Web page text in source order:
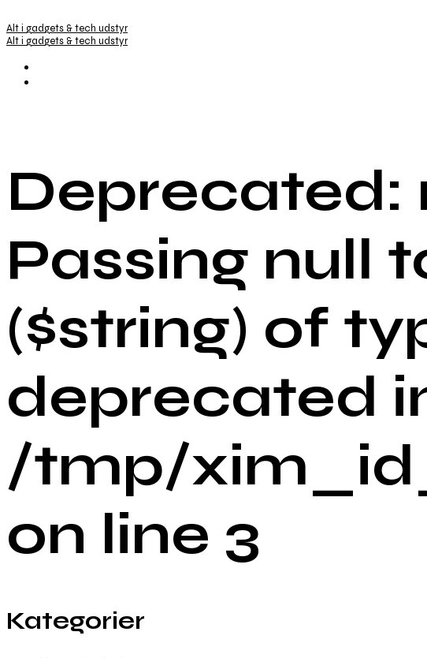
Alt i gadgets & tech udstyr
Alt i gadgets & tech udstyr
Deprecated:
Passing null
($string) of
deprecated
/tmp/
on line 3
Kategorier